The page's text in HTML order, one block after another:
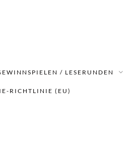
/ LESERUNDEN
RICHTLINIE (EU)